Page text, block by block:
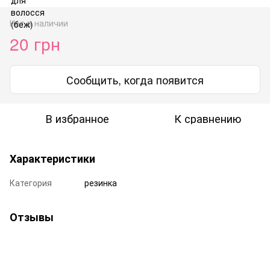
Нет в наличии
20 грн
Сообщить, когда появится
В избранное К сравнению
Характеристики
Категория резинка
Отзывы